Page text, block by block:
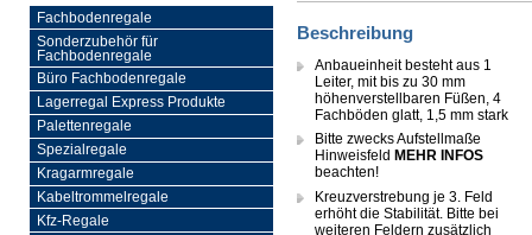
Fachbodenregale
Sonderzubehör für
Fachbodenregale
Büro Fachbodenregale
Lagerregal Express Produkte
Palettenregale
Spezialregale
Kragarmregale
Kabeltrommelregale
Kfz-Regale
Beschreibung
Anbaueinheit besteht aus 1
Leiter, mit bis zu 30 mm
höhenverstellbaren Füßen, 4
Fachböden glatt, 1,5 mm stark
Bitte zwecks Aufstellmaße
Hinweisfeld MEHR INFOS
beachten!
Kreuzverstrebung je 3. Feld
erhöht die Stabilität. Bitte bei
weiteren Feldern zusätzlich